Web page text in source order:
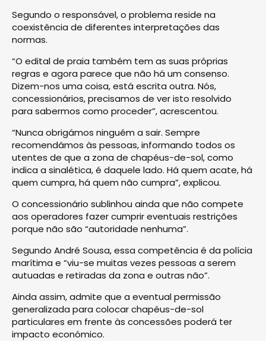
Segundo o responsável, o problema reside na
coexistência de diferentes interpretações das
normas.
“O edital de praia também tem as suas próprias
regras e agora parece que não há um consenso.
Dizem-nos uma coisa, está escrita outra. Nós,
concessionários, precisamos de ver isto resolvido
para sabermos como proceder”, acrescentou.
“Nunca obrigámos ninguém a sair. Sempre
recomendámos às pessoas, informando todos os
utentes de que a zona de chapéus-de-sol, como
indica a sinalética, é daquele lado. Há quem acate, há
quem cumpra, há quem não cumpra”, explicou.
O concessionário sublinhou ainda que não compete
aos operadores fazer cumprir eventuais restrições
porque não são “autoridade nenhuma”.
Segundo André Sousa, essa competência é da polícia
marítima e “viu-se muitas vezes pessoas a serem
autuadas e retiradas da zona e outras não”.
Ainda assim, admite que a eventual permissão
generalizada para colocar chapéus-de-sol
particulares em frente às concessões poderá ter
impacto económico.